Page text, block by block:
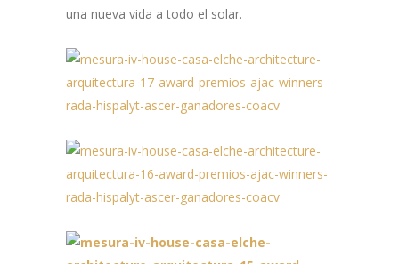
una nueva vida a todo el solar.